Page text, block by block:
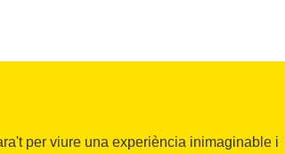
per viure una experiència inimaginable i